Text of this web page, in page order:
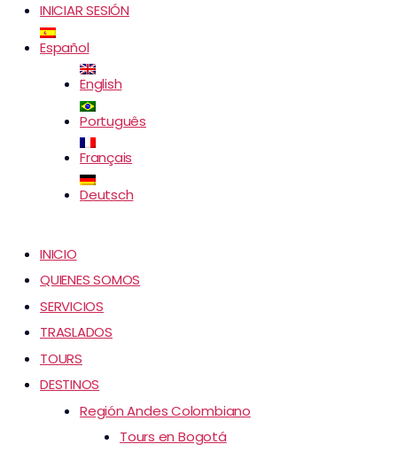
INICIAR SESIÓN
Español
English
Português
Français
Deutsch
INICIO
QUIENES SOMOS
SERVICIOS
TRASLADOS
TOURS
DESTINOS
Región Andes Colombiano
Tours en Bogotá